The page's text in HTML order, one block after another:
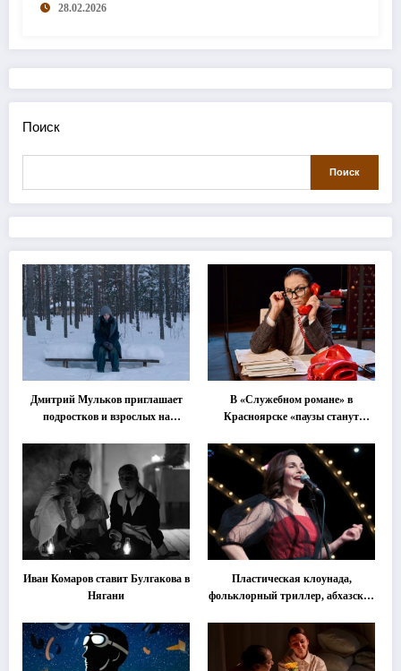
28.02.2026
Поиск
Поиск
Дмитрий Мульков приглашает
подростков и взрослых на
В «Служебном романе» в
Красноярске «паузы станут
Иван Комаров ставит Булгакова в
Нягани
Пластическая клоунада,
фольклорный триллер, абхазская
втором этапе фестиваля
«Монокль»